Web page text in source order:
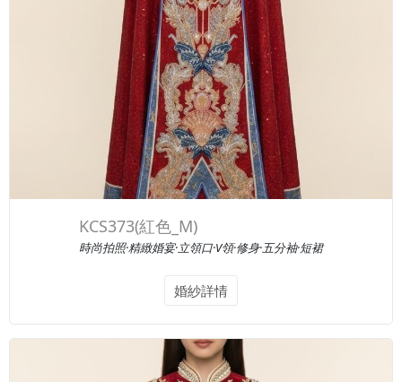
KCS373(紅色_M)
時尚拍照·精緻婚宴·立領口·V領·修身·五分袖·短裙
婚紗詳情